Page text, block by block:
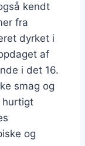
kendt
fra
dyrket i
af
i det 16.
smag og
hurtigt
og